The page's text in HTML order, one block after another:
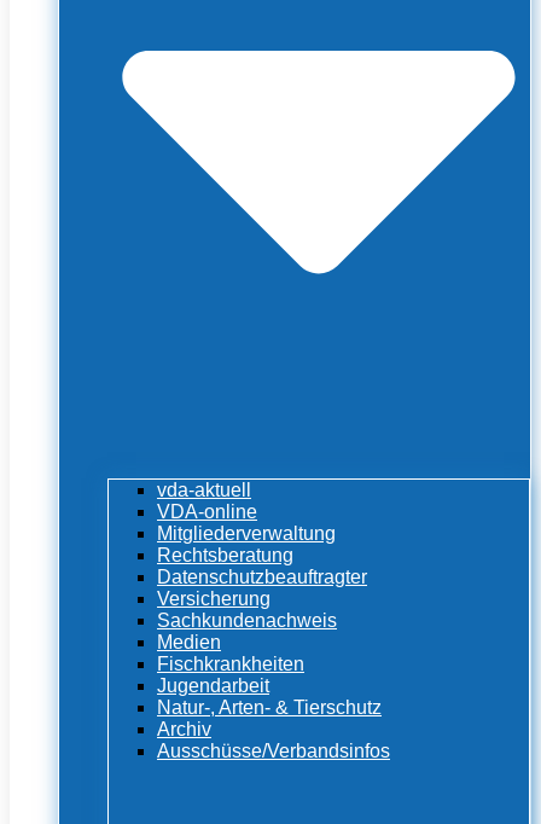
vda-aktuell
VDA-online
Mitgliederverwaltung
Rechtsberatung
Datenschutzbeauftragter
Versicherung
Sachkundenachweis
Medien
Fischkrankheiten
Jugendarbeit
Natur-, Arten- & Tierschutz
Archiv
Ausschüsse/Verbandsinfos